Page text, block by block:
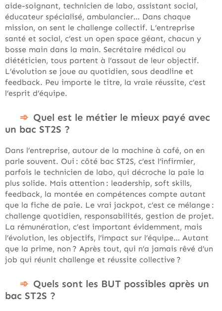
aide-soignant, technicien de labo, assistant social,
éducateur spécialisé, ambulancier… Dans chaque
mission, on sent le challenge collectif. L’entreprise
santé et social, c’est un open space géant, chacun y
bosse main dans la main. Secrétaire médical ou
diététicien, tous partent à l’assaut de leur objectif.
L’évolution se joue au quotidien, sous deadline et
feedback. Peu importe le titre, la vraie réussite, c’est
l’esprit d’équipe.
Quel est le métier le mieux payé avec
un bac ST2S ?
Dans l’entreprise, autour de la machine à café, on en
parle souvent. Oui : côté bac ST2S, c’est l’infirmier,
parfois le technicien de labo, qui décroche la paie la
plus solide. Mais attention : leadership, soft skills,
feedback, la montée en compétences compte autant
que la fiche de paie. Le vrai jackpot, c’est ce mélange :
challenge quotidien, responsabilités, gestion de projet.
La rémunération, c’est important évidemment, mais
l’évolution, les objectifs, l’impact sur l’équipe… Autant
que la prime, non ? Après tout, qui n’a jamais rêvé d’un
job qui réunit challenge et réussite collective ?
Quels sont les BUT possibles après un
bac ST2S ?